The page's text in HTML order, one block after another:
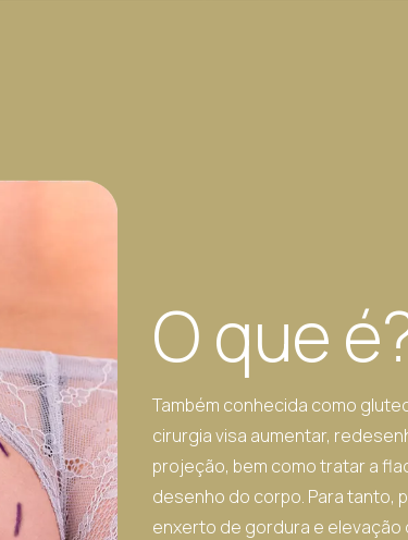
O que
Também conhecida como
cirurgia visa aumentar,
projeção, bem como tratar a
desenho do corpo. Para tanto,
enxerto de gordura e elevação